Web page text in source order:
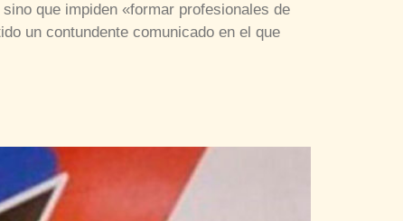
que impiden «formar profesionales de
un contundente comunicado en el que